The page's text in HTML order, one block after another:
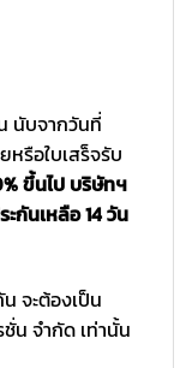
นับจากวันที่
รือใบเสร็จรับ
ขึ้นไป บริษัทฯ
กันเหลือ 14 วัน
จะต้องเป็น
น จำกัด เท่านั้น